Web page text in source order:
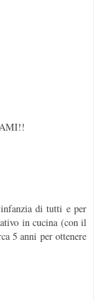
di tutti e per
in cucina (con il
5 anni per ottenere